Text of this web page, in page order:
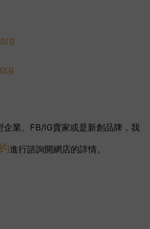
企業、FB/IG賣家或是新創品牌，我
進行諮詢開網店的詳情。